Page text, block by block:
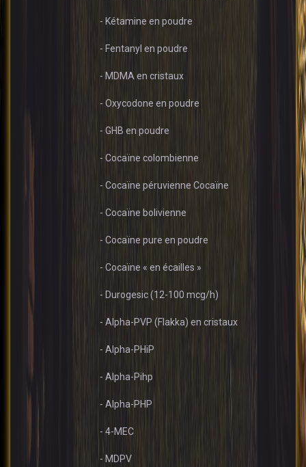
- Kétamine en poudre
- Fentanyl en poudre
- MDMA en cristaux
- Oxycodone en poudre
- GHB en poudre
- Cocaïne colombienne
- Cocaïne péruvienne Cocaïne
- Cocaïne bolivienne
- Cocaïne pure en poudre
- Cocaïne « en écailles »
- Durogesic (12-100 mcg/h)
- Alpha-PVP (Flakka) en cristaux
- Alpha-PHiP
- Alpha-Pihp
- Alpha-PHP
- 4-MEC
- MDPV